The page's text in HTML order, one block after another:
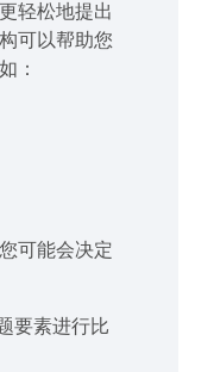
轻松地提出
可以帮助您
：
可能会决定
要素进行比